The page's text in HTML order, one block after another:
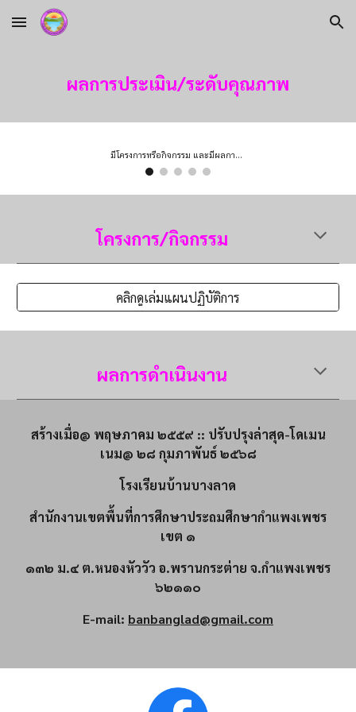
Skip to main content Skip to navigation
ผลการประเมิน/ระดับคุณภาพ
มีโครงการหรือกิจกรรม และมีผลการดำเนินงาน จำนวน 5-6 รายการ มีร่องรอยหลักฐานปรากฎครบถ้วน
โครงการ/กิจกรรม
คลิกดูเล่มแผนปฏิบัติการ
ผลการดำเนินงาน
สร้างเมื่อ@ พฤษภาคม ๒๕๕๙ :: ปรับปรุงล่าสุด-โดเมน
เนม@ ๒๘ กุมภาพันธ์ ๒๕๖๘
โรงเรียนบ้านบางลาด
สำนักงานเขตพื้นที่การศึกษาประถมศึกษากำแพงเพชร
เขต ๑
๑๓๒ ม.๔ ต.หนองหัววัว อ.พรานกระต่าย จ.กำแพงเพชร
๖๒๑๑๐
E-mail: banbanglad@gmail.com